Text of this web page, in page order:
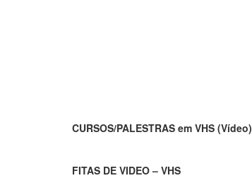
CURSOS/PALESTRAS em VHS (Vídeo)
FITAS DE VIDEO – VHS